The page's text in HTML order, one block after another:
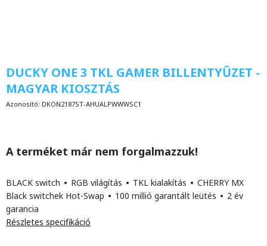
DUCKY ONE 3 TKL GAMER BILLENTYŰZET -
MAGYAR KIOSZTÁS
Azonosító: DKON2187ST-AHUALPWWWSC1
A terméket már nem forgalmazzuk!
BLACK switch • RGB világítás • TKL kialakítás • CHERRY MX
Black switchek Hot-Swap • 100 millió garantált leütés • 2 év
garancia
Részletes specifikáció